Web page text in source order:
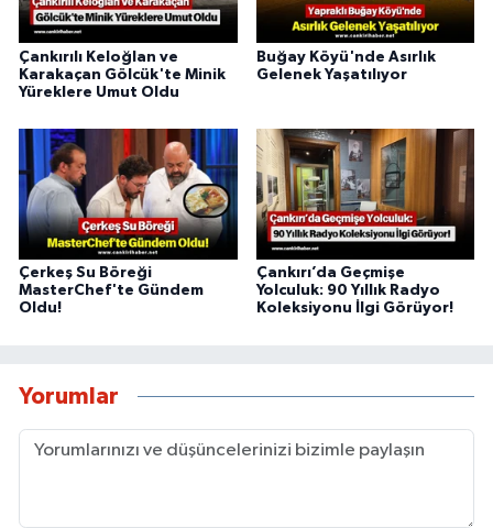
Çankırılı Keloğlan ve
Karakaçan Gölcük'te Minik
Yüreklere Umut Oldu
Buğay Köyü'nde Asırlık
Gelenek Yaşatılıyor
Çerkeş Su Böreği
MasterChef'te Gündem
Oldu!
Çankırı’da Geçmişe
Yolculuk: 90 Yıllık Radyo
Koleksiyonu İlgi Görüyor!
Yorumlar